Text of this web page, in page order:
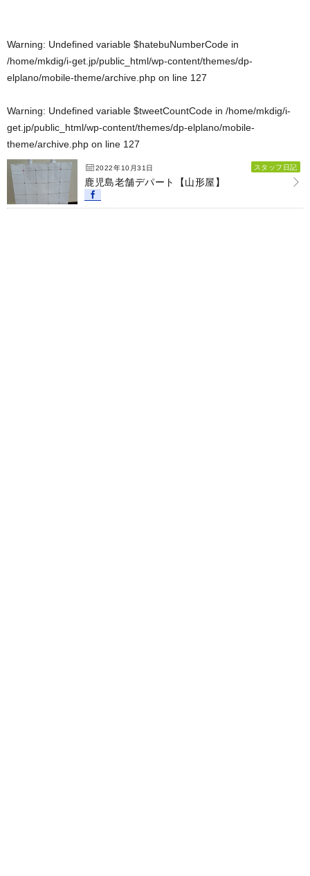
Warning: Undefined variable $hatebuNumberCode in
/home/mkdig/i-get.jp/public_html/wp-content/themes/dp-
elplano/mobile-theme/archive.php on line 127
Warning: Undefined variable $tweetCountCode in /home/mkdig/i-
get.jp/public_html/wp-content/themes/dp-elplano/mobile-
theme/archive.php on line 127
2022年10月31日 スタッフ日記
鹿児島老舗デパート【山形屋】